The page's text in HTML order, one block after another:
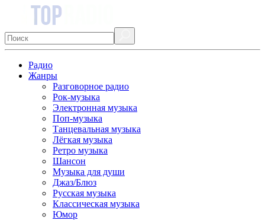
Радио
Жанры
Разговорное радио
Рок-музыка
Электронная музыка
Поп-музыка
Танцевальная музыка
Лёгкая музыка
Ретро музыка
Шансон
Музыка для души
Джаз/Блюз
Русская музыка
Классическая музыка
Юмор